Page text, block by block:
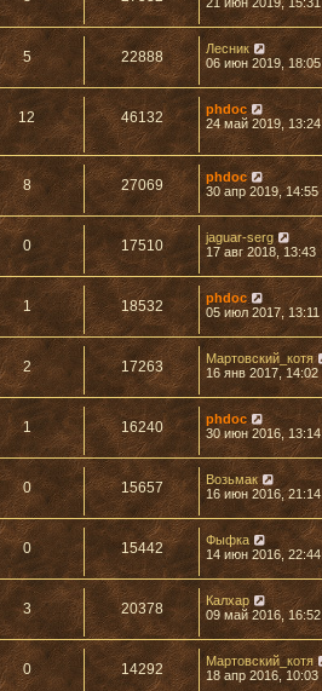
5 22888
Лесник
06 июн 2019, 18:05
12 46132
phdoc
24 май 2019, 13:24
8 27069
phdoc
30 апр 2019, 14:55
0 17510
jaguar-serg
17 авг 2018, 13:43
1 18532
phdoc
05 июл 2017, 13:11
2 17263
Мартовский_котя
16 янв 2017, 14:02
1 16240
phdoc
30 июн 2016, 13:14
0 15657
Возьмак
16 июн 2016, 21:14
0 15442
Фыфка
14 июн 2016, 22:44
3 20378
Калхар
09 май 2016, 16:52
0 14292
Мартовский_котя
18 апр 2016, 10:03